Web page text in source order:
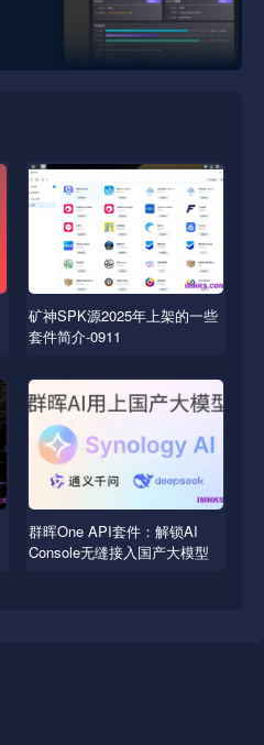
矿神SPK源2025年上架的一些
套件简介-0911
群晖One API套件：解锁AI
Console无缝接入国产大模型